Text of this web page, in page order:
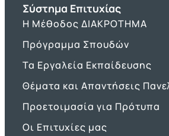
Σύστημα Επιτυχίας
Η Μέθοδος ΔΙΑΚΡΟΤΗΜΑ
Πρόγραμμα Σπουδών
Τα Εργαλεία Εκπαίδευσης
Θέματα και Απαντήσεις
Προετοιμασία για Πρότυπα
Οι Επιτυχίες μας